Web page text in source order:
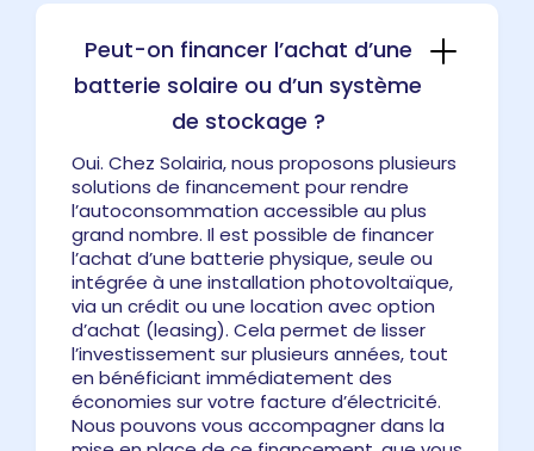
Peut-on financer l’achat d’une
batterie solaire ou d’un système
de stockage ?
Oui. Chez Solairia, nous proposons plusieurs
solutions de financement pour rendre
l’autoconsommation accessible au plus
grand nombre. Il est possible de financer
l’achat d’une batterie physique, seule ou
intégrée à une installation photovoltaïque,
via un crédit ou une location avec option
d’achat (leasing). Cela permet de lisser
l’investissement sur plusieurs années, tout
en bénéficiant immédiatement des
économies sur votre facture d’électricité.
Nous pouvons vous accompagner dans la